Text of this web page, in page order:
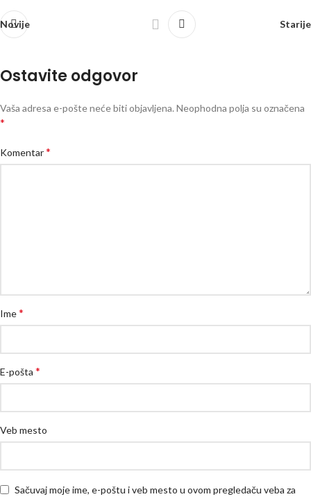
Novije Starije
Ostavite odgovor
Vaša adresa e-pošte neće biti objavljena. Neophodna polja su označena
*
Komentar*
Ime*
E-pošta *
Veb mesto
Sačuvaj moje ime, e-poštu i veb mesto u ovom pregledaču veba za